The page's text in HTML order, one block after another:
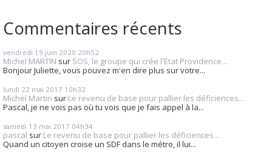
Commentaires récents
vendredi 19 juin 2020 20h52
Michel MARTIN sur SOS, le groupe qui crée l'Etat Providence...
Bonjour Juliette, vous pouvez m'en dire plus sur votre...
lundi 22 mai 2017 10h32
Michel Martin sur Le revenu de base pour pallier les déficiences...
Pascal, je ne vois pas où tu vois que je fais appel à la...
samedi 13 mai 2017 04h34
pascal sur Le revenu de base pour pallier les déficiences...
Quand un citoyen croise un SDF dans le métro, il lui...